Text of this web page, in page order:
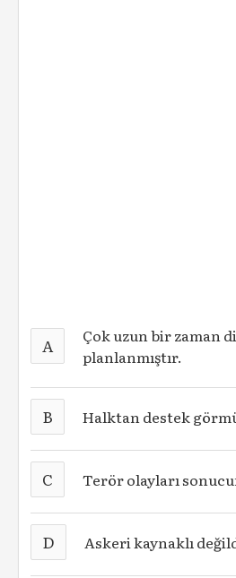
A
Çok uzun bir zaman
planlanmıştır.
B Halktan destek
C Terör olayları
D Askeri kaynaklı